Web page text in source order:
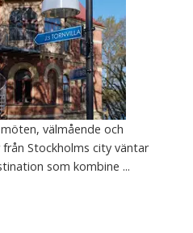
välmående och
Stockholms city väntar
som kombine ...